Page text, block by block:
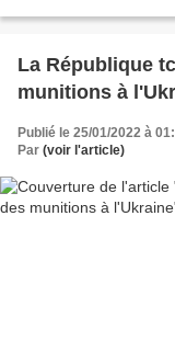
La République
munitions à
Publié le 25/01/2022 à
Par (voir l'article)